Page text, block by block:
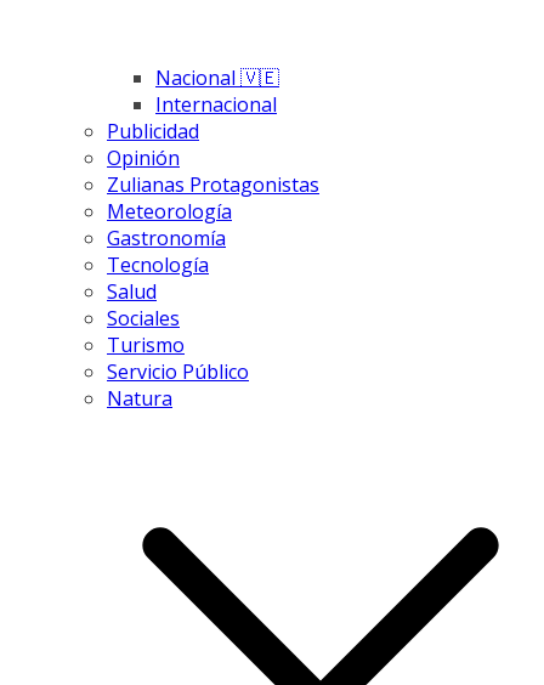
Nacional 🇻🇪
Internacional
Publicidad
Opinión
Zulianas Protagonistas
Meteorología
Gastronomía
Tecnología
Salud
Sociales
Turismo
Servicio Público
Natura